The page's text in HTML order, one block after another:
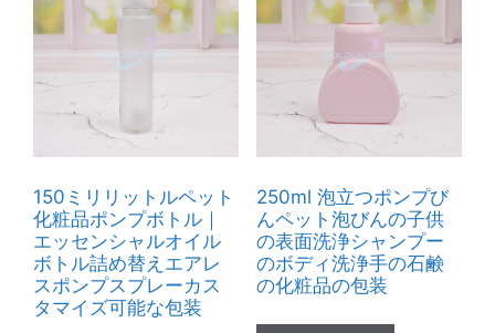
150ミリリットルペット
化粧品ポンプボトル｜
エッセンシャルオイル
ボトル詰め替えエアレ
スポンプスプレーカス
タマイズ可能な包装
250ml 泡立つポンプび
んペット泡びんの子供
の表面洗浄シャンプー
のボディ洗浄手の石鹸
の化粧品の包装